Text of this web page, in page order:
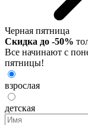
Черная пятница
Скидка до -50%
Все начинают с
пятницы!
взрослая
детская